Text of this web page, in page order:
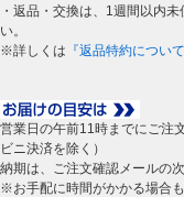
・返品・交換は、1週間以内
い。
※詳しくは 『返品特約について
営業日の午前11時までにご注
ビニ決済を除く）
納期は、ご注文確認メールの
※お手配に時間がかかる場合